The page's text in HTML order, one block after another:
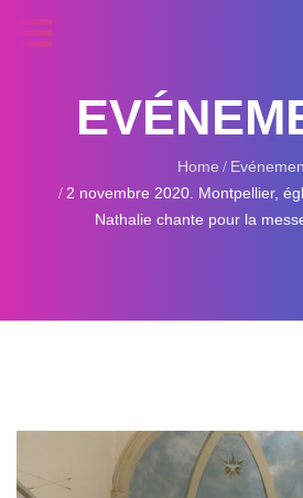
Home
2 novembre 2020. Montpellier,
Nathalie chante pour la